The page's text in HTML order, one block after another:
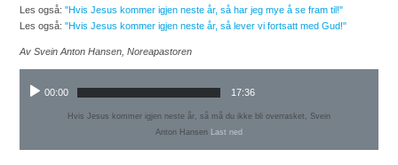
Les også: "Hvis Jesus kommer igjen neste år, så har jeg mye å se fram til!"
Les også: "Hvis Jesus kommer igjen neste år, så lever vi fortsatt med Gud!"
Av Svein Anton Hansen, Noreapastoren
00:00 17:36
Hvis Jesus kommer igjen neste år, så må du ikke bli overrasket, Svein
Anton Hansen
Last ned